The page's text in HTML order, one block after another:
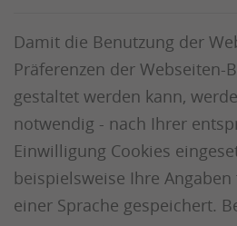
Damit die Benutzung der
Präferenzen der Webseiten-
gestaltet werden kann,
notwendig - nach Ihrer
Einwilligung Cookies
beispielsweise Ihre
einer Sprache gespeichert.